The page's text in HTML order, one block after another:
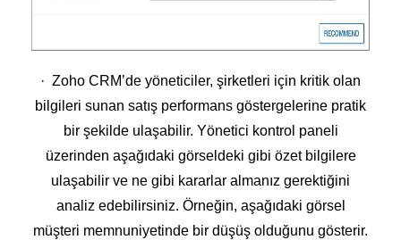
· Zoho CRM’de yöneticiler, şirketleri için kritik olan
bilgileri sunan satış performans göstergelerine pratik
bir şekilde ulaşabilir. Yönetici kontrol paneli
üzerinden aşağıdaki görseldeki gibi özet bilgilere
ulaşabilir ve ne gibi kararlar almanız gerektiğini
analiz edebilirsiniz. Örneğin, aşağıdaki görsel
müşteri memnuniyetinde bir düşüş olduğunu gösterir.